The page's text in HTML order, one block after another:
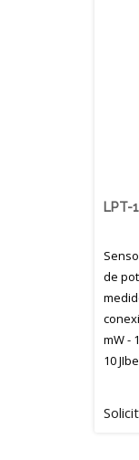
LPT-
de
mW -
10